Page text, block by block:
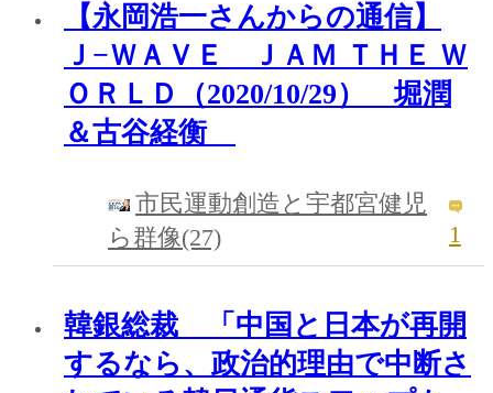
【永岡浩一さんからの通信】
Ｊ−ＷＡＶＥ ＪＡＭ ＴＨＥ Ｗ
ＯＲＬＤ（2020/10/29） 堀潤
＆古谷経衡
市民運動創造と宇都宮健児
ら群像(27)
1
韓銀総裁 「中国と日本が再開
するなら、政治的理由で中断さ